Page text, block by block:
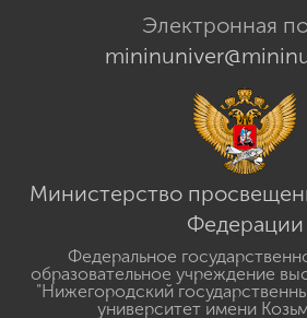
Электронная
Министерство
Федерации
Федеральное
образовательное учреждение
"Нижегородский
университет имени